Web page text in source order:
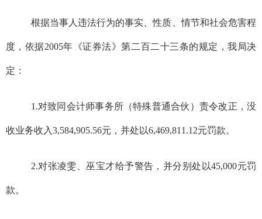
根据当事人违法行为的事实、性质、情节和社会危害程
度，依据2005年《证券法》第二百二十三条的规定，我局决
定：
1.对致同会计师事务所（特殊普通合伙）责令改正，没
收业务收入3,584,905.56元，并处以6,469,811.12元罚款。
2.对张凌雯 、巫宝才给予警告，并分别处以45,000元罚
款。